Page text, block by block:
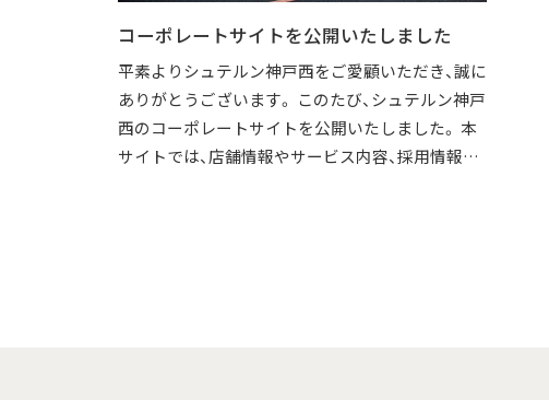
コーポレートサイトを公開いたしました
平素よりシュテルン神戸西をご愛顧いただき、誠に
ありがとうございます。 このたび、シュテルン神戸
西のコーポレートサイトを公開いたしました。 本
サイトでは、店舗情報やサービス内容、採用情報な